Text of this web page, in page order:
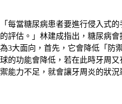
「每當糖尿病患者要進行侵入式
的評估。」林建成指出，糖尿病
為3大面向，首先，它會降低「防
球的功能會降低，若在此時牙周
禦能力不足，就會讓牙周炎的狀況